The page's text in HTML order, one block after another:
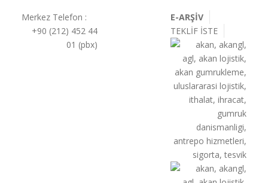
Merkez Telefon :
+90 (212) 452 44
01 (pbx)
E-ARŞİV
TEKLİF İSTE